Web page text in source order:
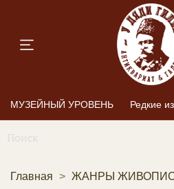
МУЗЕЙНЫЙ УРОВЕНЬ Редкие
Главная
ЖАНРЫ